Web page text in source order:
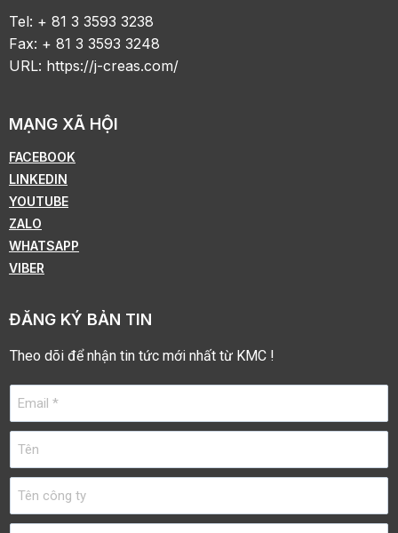
Tel: + 81 3 3593 3238
Fax: + 81 3 3593 3248
URL: https://j-creas.com/
MẠNG XÃ HỘI
FACEBOOK
LINKEDIN
YOUTUBE
ZALO
WHATSAPP
VIBER
ĐĂNG KÝ BẢN TIN
Theo dõi để nhận tin tức mới nhất từ KMC !